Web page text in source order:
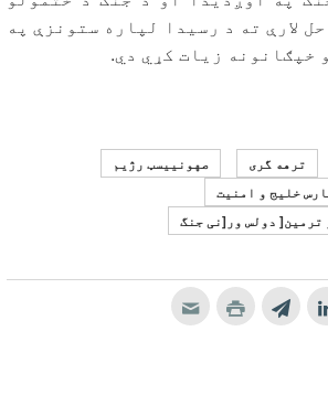
لارې ته د رسیدا لپاره ستونزې په
خپګانونه زیات کړي دي.
ترهه گری
صهونییسټ رژیم
خلیج و امنیت
ترمین[ دولس ور[نی جنگ